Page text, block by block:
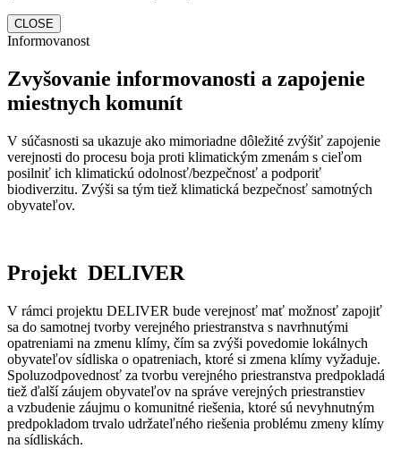
CLOSE
Informovanost
Zvyšovanie informovanosti a zapojenie
miestnych komunít
V súčasnosti sa ukazuje ako mimoriadne dôležité zvýšiť zapojenie
verejnosti do procesu boja proti klimatickým zmenám s cieľom
posilniť ich klimatickú odolnosť/bezpečnosť a podporiť
biodiverzitu. Zvýši sa tým tiež klimatická bezpečnosť samotných
obyvateľov.
Projekt DELIVER
V rámci projektu DELIVER bude verejnosť mať možnosť zapojiť
sa do samotnej tvorby verejného priestranstva s navrhnutými
opatreniami na zmenu klímy, čím sa zvýši povedomie lokálnych
obyvateľov sídliska o opatreniach, ktoré si zmena klímy vyžaduje.
Spoluzodpovednosť za tvorbu verejného priestranstva predpokladá
tiež ďalší záujem obyvateľov na správe verejných priestranstiev
a vzbudenie záujmu o komunitné riešenia, ktoré sú nevyhnutným
predpokladom trvalo udržateľného riešenia problému zmeny klímy
na sídliskách.